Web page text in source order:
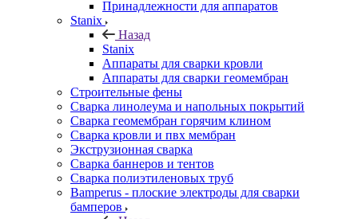
Принадлежности для аппаратов
Stanix
Назад
Stanix
Аппараты для сварки кровли
Аппараты для сварки геомембран
Строительные фены
Сварка линолеума и напольных покрытий
Сварка геомембран горячим клином
Сварка кровли и пвх мембран
Экструзионная сварка
Сварка баннеров и тентов
Сварка полиэтиленовых труб
Bamperus - плоские электроды для сварки
бамперов